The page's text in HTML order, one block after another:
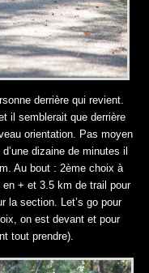
derrière qui revient.
il semblerait que derrière
orientation. Pas moyen
dizaine de minutes il
Au bout : 2ème choix à
+ et 3.5 km de trail pour
la section. Let’s go pour
on est devant et pour
tout prendre).